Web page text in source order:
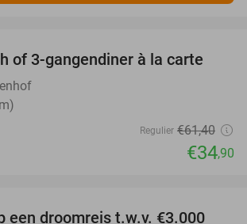
43%
of 3-gangendiner à la carte
Regulier €61,40
€34,90
een droomreis t.w.v. €3.000